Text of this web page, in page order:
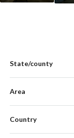
State/county
Area
Country